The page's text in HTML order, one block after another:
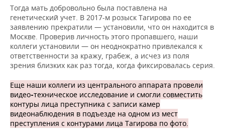
Тогда мать добровольно была поставлена на
генетический учет. В 2017-м розыск Тагирова по ее
заявлению прекратили — установили, что он находится в
Москве. Проверив личность этого пропавшего, наши
коллеги установили — он неоднократно привлекался к
ответственности за кражу, грабеж, а исчез из поля
зрения близких как раз тогда, когда фиксировалась серия.
Еще наши коллеги из центрального аппарата провели
видео-техническое исследование и смогли совместить
контуры лица преступника с записи камер
видеонаблюдения в подъезде на одном из мест
преступления с контурами лица Тагирова по фото.